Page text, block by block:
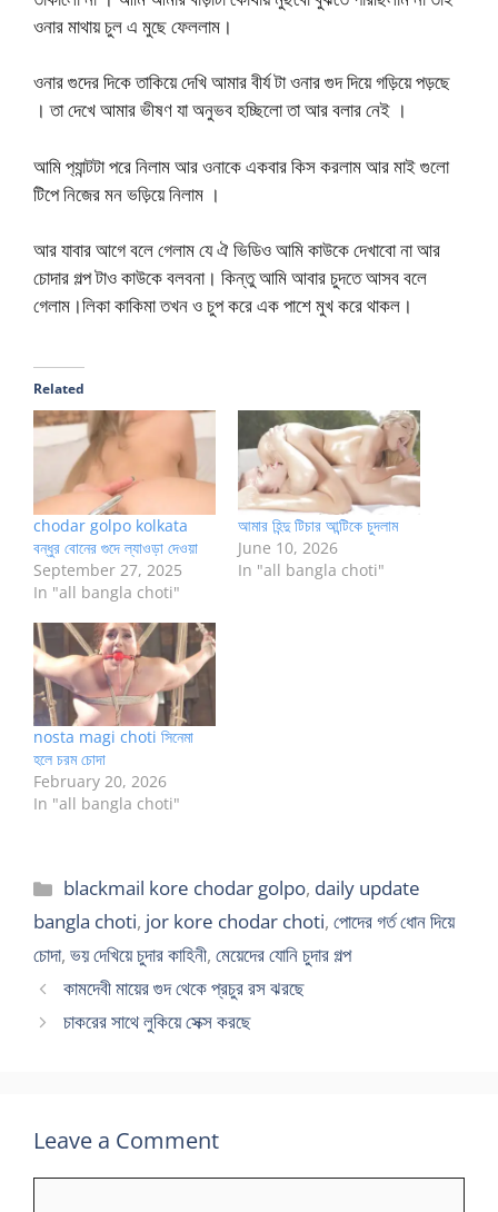
ওনার মাথায় চুল এ মুছে ফেললাম।
ওনার গুদের দিকে তাকিয়ে দেখি আমার বীর্য টা ওনার গুদ দিয়ে গড়িয়ে পড়ছে
। তা দেখে আমার ভীষণ যা অনুভব হচ্ছিলো তা আর বলার নেই ।
আমি প‍্যান্টটা পরে নিলাম আর ওনাকে একবার কিস করলাম আর মাই গুলো
টিপে নিজের মন ভড়িয়ে নিলাম ।
আর যাবার আগে বলে গেলাম যে ঐ ভিডিও আমি কাউকে দেখাবো না আর
চোদার গল্প টাও কাউকে বলবনা। কিন্তু আমি আবার চুদতে আসব বলে
গেলাম।লিকা কাকিমা তখন ও চুপ করে এক পাশে মুখ করে থাকল।
Related
chodar golpo kolkata
বন্ধুর বোনের গুদে ল্যাওড়া দেওয়া
September 27, 2025
In "all bangla choti"
আমার হিন্দু টিচার আন্টিকে চুদলাম
June 10, 2026
In "all bangla choti"
nosta magi choti সিনেমা
হলে চরম চোদা
February 20, 2026
In "all bangla choti"
Categories
blackmail kore chodar golpo, daily update
bangla choti, jor kore chodar choti, পোদের গর্ত ধোন দিয়ে
চোদা, ভয় দেখিয়ে চুদার কাহিনী, মেয়েদের যোনি চুদার গল্প
কামদেবী মায়ের গুদ থেকে প্রচুর রস ঝরছে
চাকরের সাথে লুকিয়ে সেক্স করছে
Leave a Comment